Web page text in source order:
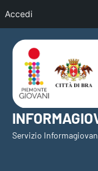
Accedi
contenuto
Servizio